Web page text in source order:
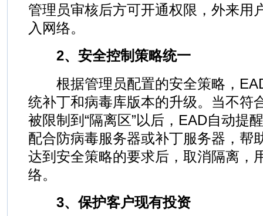
管理员审核后方可开通权限，外来用
入网络。
2、安全控制策略统一
根据管理员配置的安全策略，
统补丁和病毒库版本的升级。当不符
被限制到“隔离区”以后，EAD自动提
配合防病毒服务器或补丁服务器，帮
达到安全策略的要求后，取消隔离，
络。
3、保护客户现有投资